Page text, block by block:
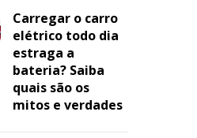
Carregar o carro
elétrico todo dia
estraga a
bateria? Saiba
quais são os
mitos e verdades